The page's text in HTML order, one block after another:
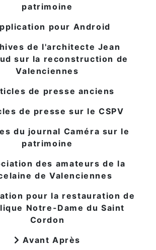
patrimoine
pour Android
de l'architecte Jean
sur la reconstruction de
Valenciennes
de presse anciens
de presse sur le CSPV
du journal Caméra sur le
patrimoine
des amateurs de la
de Valenciennes
pour la restauration de
Notre-Dame du Saint
Cordon
Avant Après